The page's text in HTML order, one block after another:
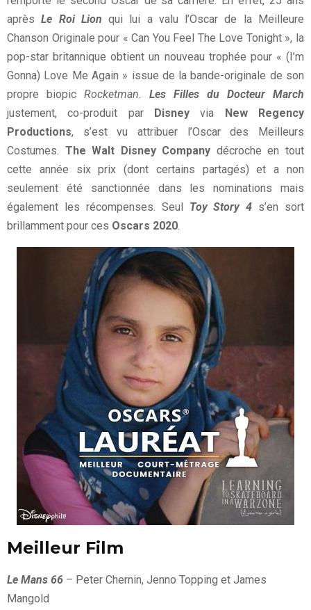
aprèsLe Roi Lionqui lui a valu l’Oscar de la Meilleure
Chanson Originale pour « Can You Feel The Love Tonight », la
pop-star britannique obtient un nouveau trophée pour « (I’m
Gonna) Love Me Again » issue de la bande-originale de son
propre biopic Rocketman. Les Filles du Docteur March
justement, co-produit parDisney via
New Regency
Productions, s’est vu attribuer l’Oscar des Meilleurs
Costumes. The Walt Disney Company décroche en tout
cette année six prix (dont certains partagés) et a non
seulement été sanctionnée dans les nominations mais
également les récompenses. Seul Toy Story 4 s’en sort
brillamment pour ces Oscars 2020.
Meilleur Film
Le Mans 66 – Peter Chernin, Jenno Topping et James
Mangold